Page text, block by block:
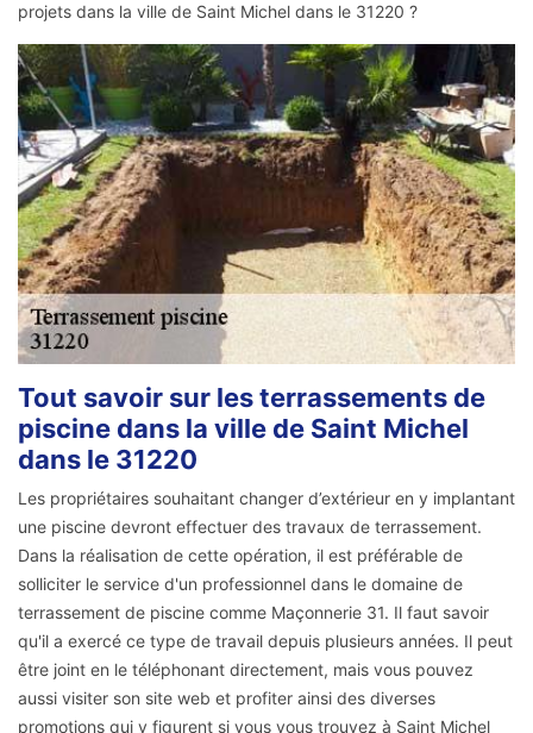
projets dans la ville de Saint Michel dans le 31220 ?
Tout savoir sur les terrassements de
piscine dans la ville de Saint Michel
dans le 31220
Les propriétaires souhaitant changer d’extérieur en y implantant
une piscine devront effectuer des travaux de terrassement.
Dans la réalisation de cette opération, il est préférable de
solliciter le service d'un professionnel dans le domaine de
terrassement de piscine comme Maçonnerie 31. Il faut savoir
qu'il a exercé ce type de travail depuis plusieurs années. Il peut
être joint en le téléphonant directement, mais vous pouvez
aussi visiter son site web et profiter ainsi des diverses
promotions qui y figurent si vous vous trouvez à Saint Michel